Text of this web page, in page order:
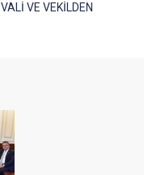
VALİ VE VEKİLDEN